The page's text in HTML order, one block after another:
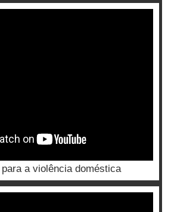
a violência doméstica